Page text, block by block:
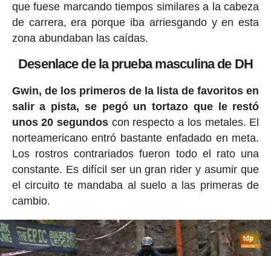
que fuese marcando tiempos similares a la cabeza
de carrera, era porque iba arriesgando y en esta
zona abundaban las caídas.
Desenlace de la prueba masculina de DH
Gwin, de los primeros de la lista de favoritos en
salir a pista, se pegó un tortazo que le restó
unos 20 segundos con respecto a los metales. El
norteamericano entró bastante enfadado en meta.
Los rostros contrariados fueron todo el rato una
constante. Es difícil ser un gran rider y asumir que
el circuito te mandaba al suelo a las primeras de
cambio.